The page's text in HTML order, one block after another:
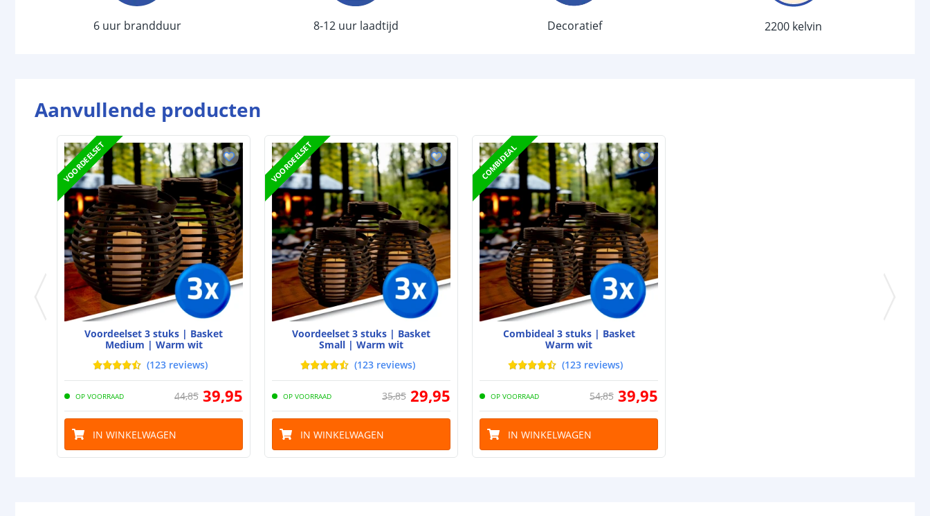
Detectiehoek
Schakelaar aan/uit
Aantal lichtstanden
Batterij
Type batterij
Capaciteit
Aantal batterijen
Laadtijd
Brandduur
Solar paneel
Type paneel
6 uur brandduur 8-12 uur laadtijd Decoratief 2200 kelvin
Aanvullende producten
VOORDEELSET
Voordeelset 3 stuks | Basket
Medium | Warm wit
(123 reviews)
OP VOORRAAD 44,85 39,95
IN WINKELWAGEN
VOORDEELSET
Voordeelset 3 stuks | Basket
Small | Warm wit
(123 reviews)
OP VOORRAAD 35,85 29,95
IN WINKELWAGEN
COMBIDEAL
Combideal 3 stuks | Basket
Warm wit
(123 reviews)
OP VOORRAAD 54,85 39,95
IN WINKELWAGEN